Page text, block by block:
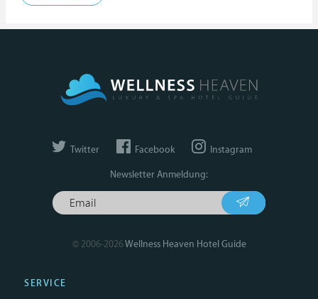
Twitter Facebook Instagram
Newsletter Anmeldung:
© 2006-2026Wellness Heaven Hotel Guide
SERVICE